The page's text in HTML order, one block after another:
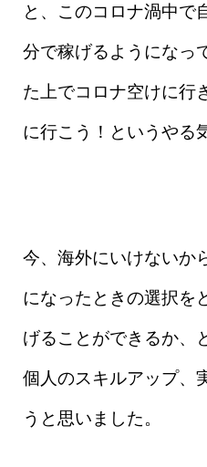
と、このコロナ渦中で
分で稼げるようになっ
た上でコロナ空けに行
に行こう！というやる
今、海外にいけないか
になったときの選択を
げることができるか、
個人のスキルアップ、
うと思いました。